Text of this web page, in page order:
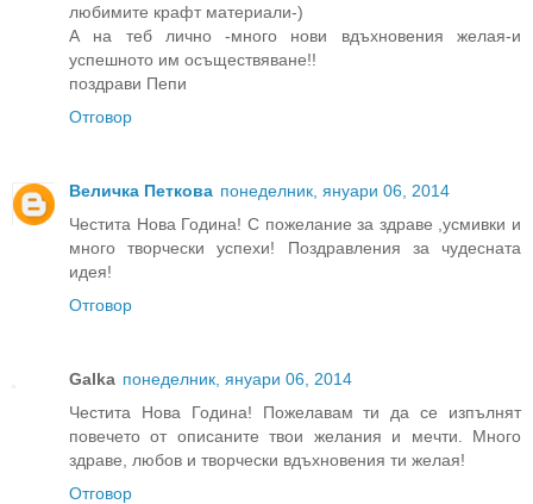
любимите крафт материали-)
А на теб лично -много нови вдъхновения желая-и
успешното им осъществяване!!
поздрави Пепи
Отговор
Величка Петкова понеделник, януари 06, 2014
Честита Нова Година! С пожелание за здраве ,усмивки и
много творчески успехи! Поздравления за чудесната
идея!
Отговор
Galka понеделник, януари 06, 2014
Честита Нова Година! Пожелавам ти да се изпълнят
повечето от описаните твои желания и мечти. Много
здраве, любов и творчески вдъхновения ти желая!
Отговор